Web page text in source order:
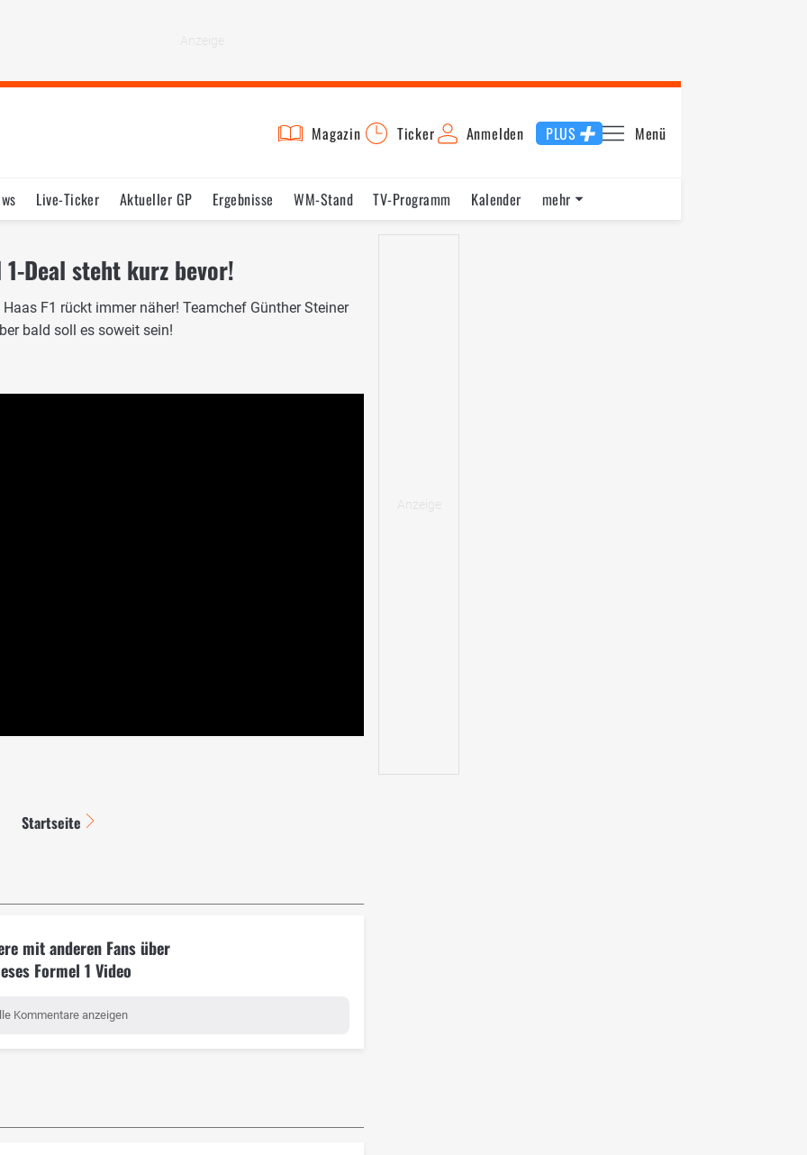
Magazin Ticker Anmelden PLUS Menü
Live-Ticker Aktueller GP Ergebnisse WM-Stand TV-Programm
Kalender
mehr
Deal steht kurz bevor!
F1 rückt immer näher! Teamchef Günther Steiner
bald soll es soweit sein!
Startseite
mit anderen Fans über
Formel 1 Video
Kommentare anzeigen